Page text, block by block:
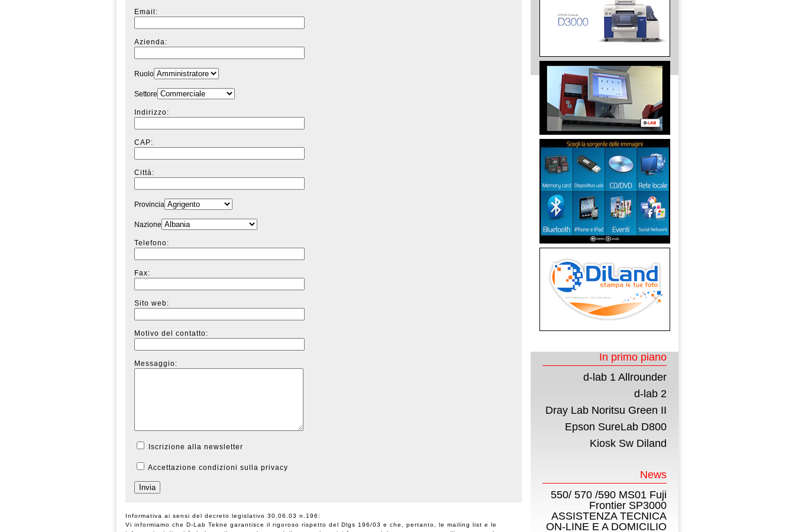
Email:
Azienda:
Ruolo
Settore
Indirizzo:
CAP:
Città:
Provincia
Nazione
Telefono:
Fax:
Sito web:
Motivo del contatto:
Messaggio:
Iscrizione alla newsletter
Accettazione condizioni sulla privacy
Invia
Informativa ai sensi del decreto legislativo 30.06.03 n.196:
Vi informiamo che D-Lab Tekne garantisce il rigoroso rispetto del Dlgs 196/03 e che, pertanto, le mailing list e le
In primo piano
d-lab 1 Allrounder
d-lab 2
Dray Lab Noritsu Green II
Epson SureLab D800
Kiosk Sw Diland
News
550/ 570 /590 MS01 Fuji
Frontier SP3000
ASSISTENZA TECNICA
ON-LINE E A DOMICILIO